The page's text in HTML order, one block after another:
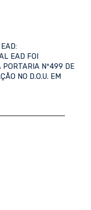
EAD FOI
PORTARIA Nº499 DE
NO D.O.U. EM